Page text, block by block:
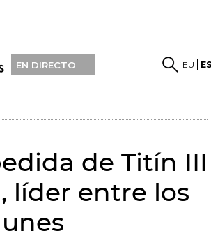
EN DIRECTO EU
de Titín III
líder entre los